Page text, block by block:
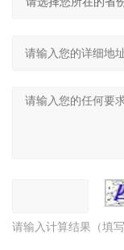
请输入计算结果（填